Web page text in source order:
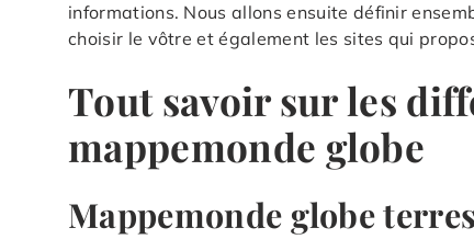
informations. Nous allons ensuite définir
choisir le vôtre et également les sites qui
Tout savoir sur les
mappemonde globe
Mappemonde globe